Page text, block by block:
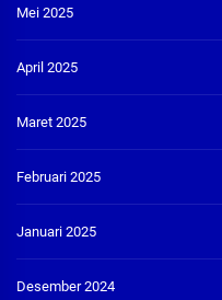
Mei 2025
April 2025
Maret 2025
Februari 2025
Januari 2025
Desember 2024